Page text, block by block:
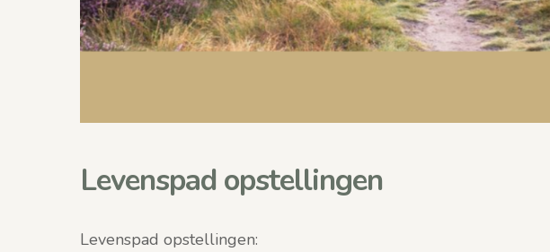
Levenspad opstellingen
Levenspad opstellingen: